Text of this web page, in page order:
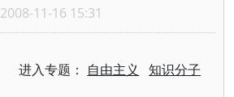
2008-11-16 15:31
进入专题： 自由主义 知识分子